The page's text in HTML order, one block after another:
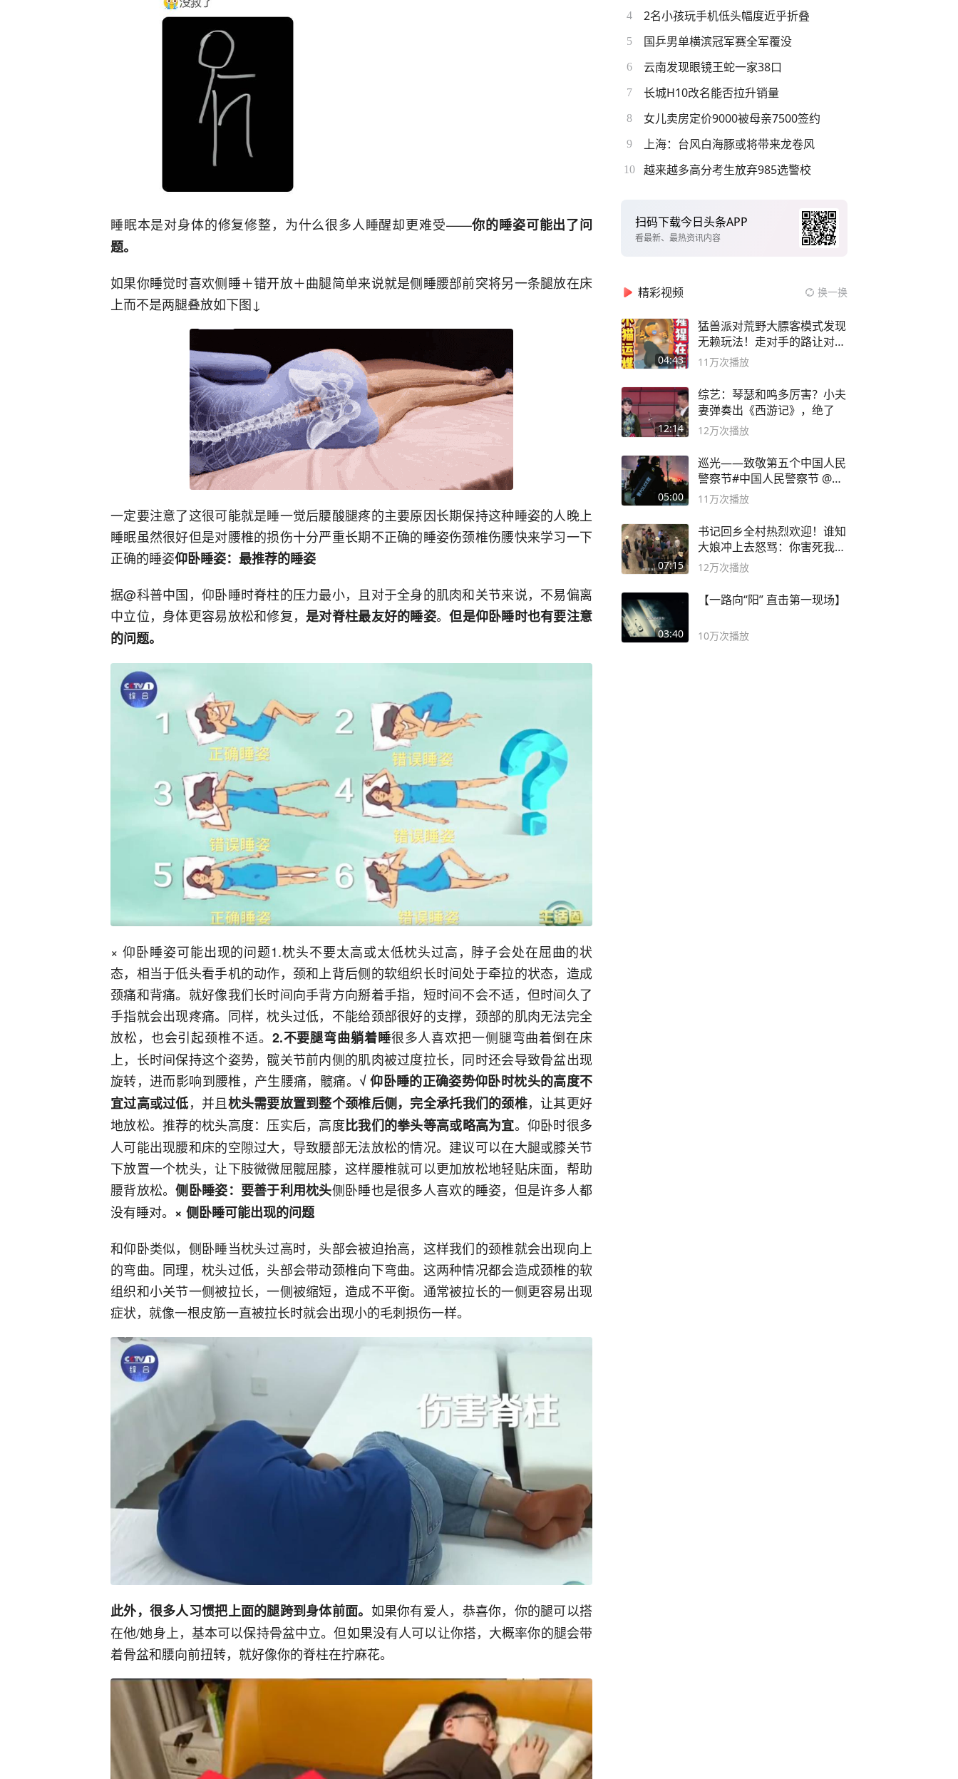
睡眠本是对身体的修复修整，为什么很多人睡醒却更难受——你的睡姿可能出了问
题。
如果你睡觉时喜欢侧睡＋错开放＋曲腿简单来说就是侧睡腰部前突将另一条腿放在床
上而不是两腿叠放如下图↓
一定要注意了这很可能就是睡一觉后腰酸腿疼的主要原因长期保持这种睡姿的人晚上
睡眠虽然很好但是对腰椎的损伤十分严重长期不正确的睡姿伤颈椎伤腰快来学习一下
正确的睡姿仰卧睡姿：最推荐的睡姿
据@科普中国，仰卧睡时脊柱的压力最小，且对于全身的肌肉和关节来说，不易偏离
中立位，身体更容易放松和修复， 是对脊柱最友好的睡姿。但是仰卧睡时也有要注意
的问题。
× 仰卧睡姿可能出现的问题1.枕头不要太高或太低枕头过高，脖子会处在屈曲的状
态，相当于低头看手机的动作，颈和上背后侧的软组织长时间处于牵拉的状态，造成
颈痛和背痛。就好像我们长时间向手背方向掰着手指，短时间不会不适，但时间久了
手指就会出现疼痛。同样，枕头过低，不能给颈部很好的支撑，颈部的肌肉无法完全
放松，也会引起颈椎不适。 2.不要腿弯曲躺着睡很多人喜欢把一侧腿弯曲着倒在床
上，长时间保持这个姿势，髋关节前内侧的肌肉被过度拉长，同时还会导致骨盆出现
旋转，进而影响到腰椎，产生腰痛，髋痛。 √ 仰卧睡的正确姿势仰卧时枕头的高度不
宜过高或过低，并且枕头需要放置到整个颈椎后侧，完全承托我们的颈椎，让其更好
地放松。推荐的枕头高度：压实后，高度比我们的拳头等高或略高为宜。仰卧时很多
人可能出现腰和床的空隙过大，导致腰部无法放松的情况。建议可以在大腿或膝关节
下放置一个枕头，让下肢微微屈髋屈膝，这样腰椎就可以更加放松地轻贴床面，帮助
腰背放松。侧卧睡姿：要善于利用枕头侧卧睡也是很多人喜欢的睡姿，但是许多人都
没有睡对。 × 侧卧睡可能出现的问题
和仰卧类似，侧卧睡当枕头过高时，头部会被迫抬高，这样我们的颈椎就会出现向上
的弯曲。同理，枕头过低，头部会带动颈椎向下弯曲。这两种情况都会造成颈椎的软
组织和小关节一侧被拉长，一侧被缩短，造成不平衡。通常被拉长的一侧更容易出现
症状，就像一根皮筋一直被拉长时就会出现小的毛刺损伤一样。
此外，很多人习惯把上面的腿跨到身体前面。 如果你有爱人，恭喜你，你的腿可以搭
在他/她身上，基本可以保持骨盆中立。但如果没有人可以让你搭，大概率你的腿会带
着骨盆和腰向前扭转，就好像你的脊柱在拧麻花。
4 2名小孩玩手机低头幅度近乎折叠
5 国乒男单横滨冠军赛全军覆没
6 云南发现眼镜王蛇一家38口
7 长城H10改名能否拉升销量
8 女儿卖房定价9000被母亲7500签约
9 上海：台风白海豚或将带来龙卷风
10 越来越多高分考生放弃985选警校
扫码下载今日头条APP
看最新、最热资讯内容
精彩视频 换一换
04:43
猛兽派对荒野大膘客模式发现
无赖玩法！走对手的路让对手
无路可走
11万次播放
12:14
综艺：琴瑟和鸣多厉害？小夫
妻弹奏出《西游记》，绝了
12万次播放
05:00
巡光——致敬第五个中国人民
警察节#中国人民警察节 @抖
音小助手
11万次播放
07:15
书记回乡全村热烈欢迎！谁知
大娘冲上去怒骂：你害死我儿
子
12万次播放
03:40
【一路向“阳” 直击第一现场】
10万次播放